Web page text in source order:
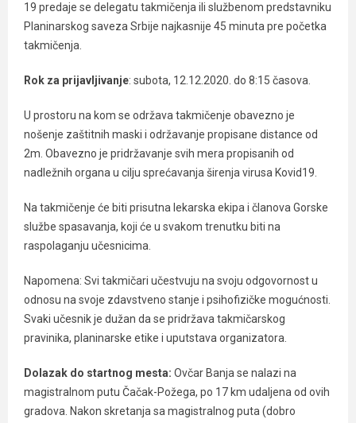
19 predaje se delegatu takmičenja ili službenom predstavniku
Planinarskog saveza Srbije najkasnije 45 minuta pre početka
takmičenja.
Rok za prijavljivanje: subota, 12.12.2020. do 8:15 časova.
U prostoru na kom se održava takmičenje obavezno je
nošenje zaštitnih maski i održavanje propisane distance od
2m. Obavezno je pridržavanje svih mera propisanih od
nadležnih organa u cilju sprećavanja širenja virusa Kovid19.
Na takmičenje će biti prisutna lekarska ekipa i članova Gorske
službe spasavanja, koji će u svakom trenutku biti na
raspolaganju učesnicima.
Napomena: Svi takmičari učestvuju na svoju odgovornost u
odnosu na svoje zdavstveno stanje i psihofizičke mogućnosti.
Svaki učesnik je dužan da se pridržava takmičarskog
pravinika, planinarske etike i uputstava organizatora.
Dolazak do startnog mesta: Ovčar Banja se nalazi na
magistralnom putu Čačak-Požega, po 17 km udaljena od ovih
gradova. Nakon skretanja sa magistralnog puta (dobro